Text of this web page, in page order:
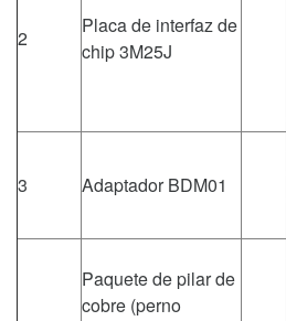
2
Placa de interfaz de
chip 3M25J
3 Adaptador BDM01
Paquete de pilar de
cobre (perno